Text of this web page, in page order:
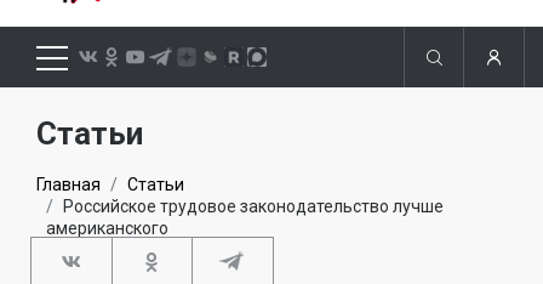
Статьи
Главная
Статьи
Российское трудовое законодательство лучше
американского